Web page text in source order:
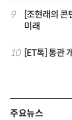
9
[조현래의 콘
미래
10 [ET톡] 통관
주요뉴스